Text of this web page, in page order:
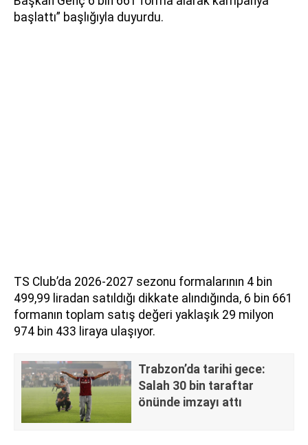
başlattı” başlığıyla duyurdu.
TS Club’da 2026-2027 sezonu formalarının 4 bin
499,99 liradan satıldığı dikkate alındığında, 6 bin 661
formanın toplam satış değeri yaklaşık 29 milyon
974 bin 433 liraya ulaşıyor.
Trabzon’da tarihi gece:
Salah 30 bin taraftar
önünde imzayı attı